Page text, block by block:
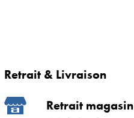
Retrait & Livraison
Retrait magasin